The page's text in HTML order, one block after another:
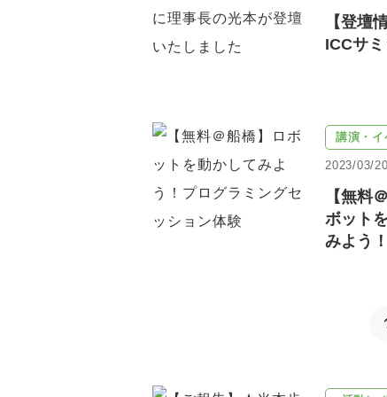
【登壇
ICCサ
講演・イ
2023/03/20
【無料
ボット
みよう